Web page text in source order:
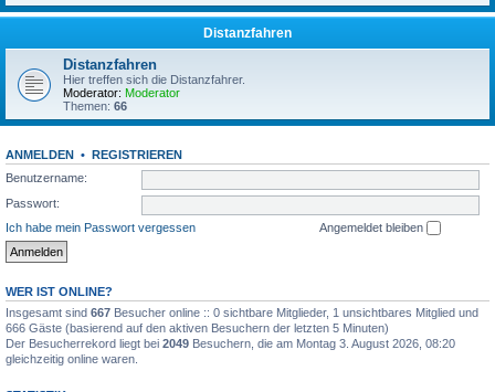
Distanzfahren
Distanzfahren
Hier treffen sich die Distanzfahrer.
Moderator: Moderator
Themen: 66
ANMELDEN • REGISTRIEREN
Benutzername:
Passwort:
Ich habe mein Passwort vergessen
Angemeldet bleiben
WER IST ONLINE?
Insgesamt sind 667 Besucher online :: 0 sichtbare Mitglieder, 1 unsichtbares Mitglied und
666 Gäste (basierend auf den aktiven Besuchern der letzten 5 Minuten)
Der Besucherrekord liegt bei 2049 Besuchern, die am Montag 3. August 2026, 08:20
gleichzeitig online waren.